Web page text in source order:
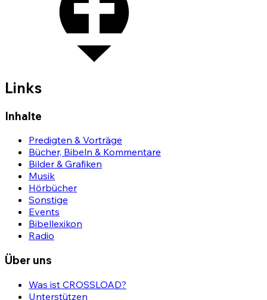
Links
Inhalte
Predigten & Vorträge
Bücher, Bibeln & Kommentare
Bilder & Grafiken
Musik
Hörbücher
Sonstige
Events
Bibellexikon
Radio
Über uns
Was ist CROSSLOAD?
Unterstützen